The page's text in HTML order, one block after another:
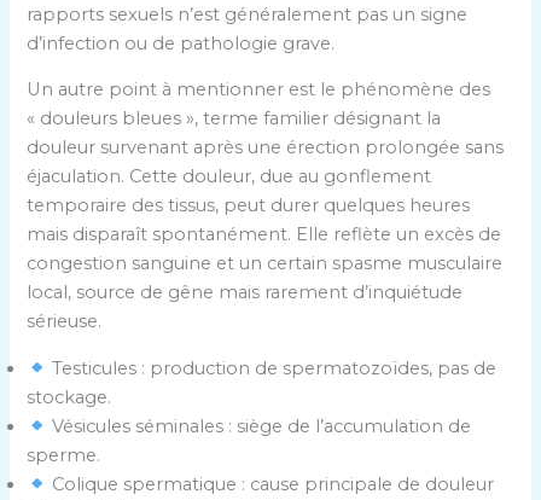
rapports sexuels n’est généralement pas un signe
d’infection ou de pathologie grave.
Un autre point à mentionner est le phénomène des
« douleurs bleues », terme familier désignant la
douleur survenant après une érection prolongée sans
éjaculation. Cette douleur, due au gonflement
temporaire des tissus, peut durer quelques heures
mais disparaît spontanément. Elle reflète un excès de
congestion sanguine et un certain spasme musculaire
local, source de gêne mais rarement d’inquiétude
sérieuse.
Testicules : production de spermatozoïdes, pas de
stockage.
Vésicules séminales : siège de l’accumulation de
sperme.
Colique spermatique : cause principale de douleur